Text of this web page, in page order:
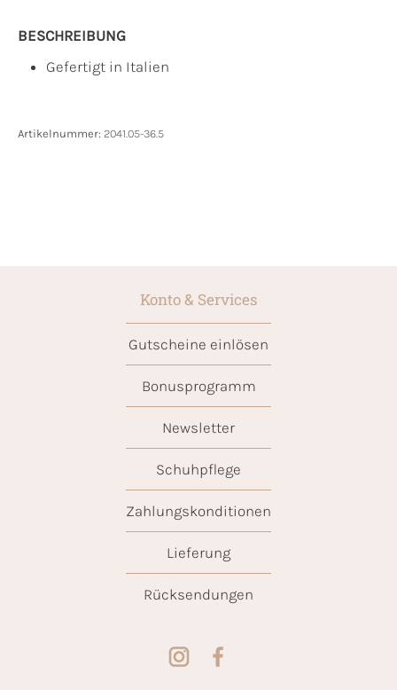
BESCHREIBUNG
Gefertigt in Italien
Artikelnummer: 2041.05-36.5
Konto & Services
Gutscheine einlösen
Bonusprogramm
Newsletter
Schuhpflege
Zahlungskonditionen
Lieferung
Rücksendungen